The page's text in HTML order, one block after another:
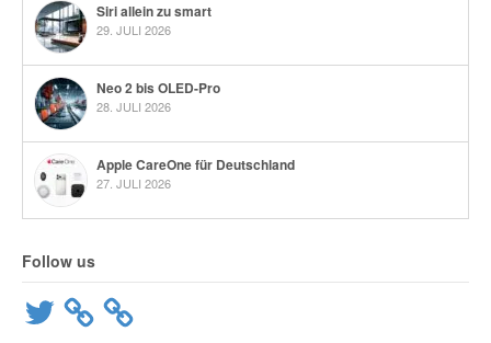
Siri allein zu smart
29. JULI 2026
Neo 2 bis OLED-Pro
28. JULI 2026
Apple CareOne für Deutschland
27. JULI 2026
Follow us
Twitter